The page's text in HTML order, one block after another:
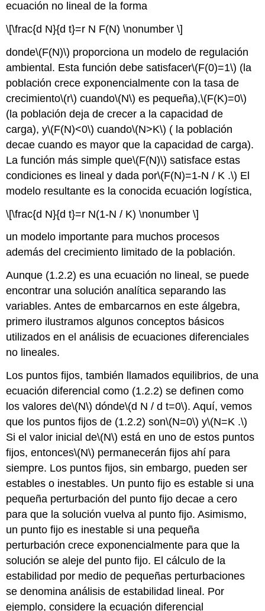
ecuación no lineal de la forma
\[\frac{d N}{d t}=r N F(N) \nonumber \]
donde\(F(N)\) proporciona un modelo de regulación
ambiental. Esta función debe satisfacer\(F(0)=1\) (la
población crece exponencialmente con la tasa de
crecimiento\(r\) cuando\(N\) es pequeña),\(F(K)=0\)
(la población deja de crecer a la capacidad de
carga), y\(F(N)<0\) cuando\(N>K\) ( la población
decae cuando es mayor que la capacidad de carga).
La función más simple que\(F(N)\) satisface estas
condiciones es lineal y dada por\(F(N)=1-N / K .\) El
modelo resultante es la conocida ecuación logística,
\[\frac{d N}{d t}=r N(1-N / K) \nonumber \]
un modelo importante para muchos procesos
además del crecimiento limitado de la población.
Aunque (1.2.2) es una ecuación no lineal, se puede
encontrar una solución analítica separando las
variables. Antes de embarcarnos en este álgebra,
primero ilustramos algunos conceptos básicos
utilizados en el análisis de ecuaciones diferenciales
no lineales.
Los puntos fijos, también llamados equilibrios, de una
ecuación diferencial como (1.2.2) se definen como
los valores de\(N\) dónde\(d N / d t=0\). Aquí, vemos
que los puntos fijos de (1.2.2) son\(N=0\) y\(N=K .\)
Si el valor inicial de\(N\) está en uno de estos puntos
fijos, entonces\(N\) permanecerán fijos ahí para
siempre. Los puntos fijos, sin embargo, pueden ser
estables o inestables. Un punto fijo es estable si una
pequeña perturbación del punto fijo decae a cero
para que la solución vuelva al punto fijo. Asimismo,
un punto fijo es inestable si una pequeña
perturbación crece exponencialmente para que la
solución se aleje del punto fijo. El cálculo de la
estabilidad por medio de pequeñas perturbaciones
se denomina análisis de estabilidad lineal. Por
ejemplo, considere la ecuación diferencial